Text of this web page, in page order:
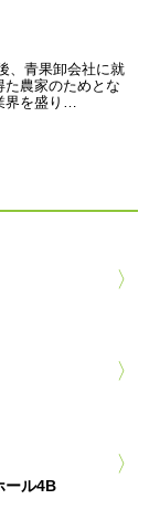
、青果卸会社に就
農家のためとな
界を盛り…
ール4B